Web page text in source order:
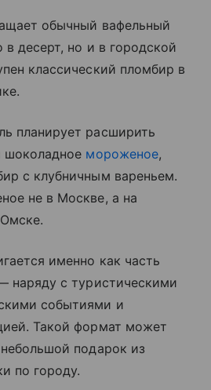
обычный вафельный
в десерт, но и в городской
классический пломбир в
планирует расширить
шоколадное мороженое,
с клубничным вареньем.
не в Москве, а на
именно как часть
наряду с туристическими
событиями и
Такой формат может
подарок из
по городу.